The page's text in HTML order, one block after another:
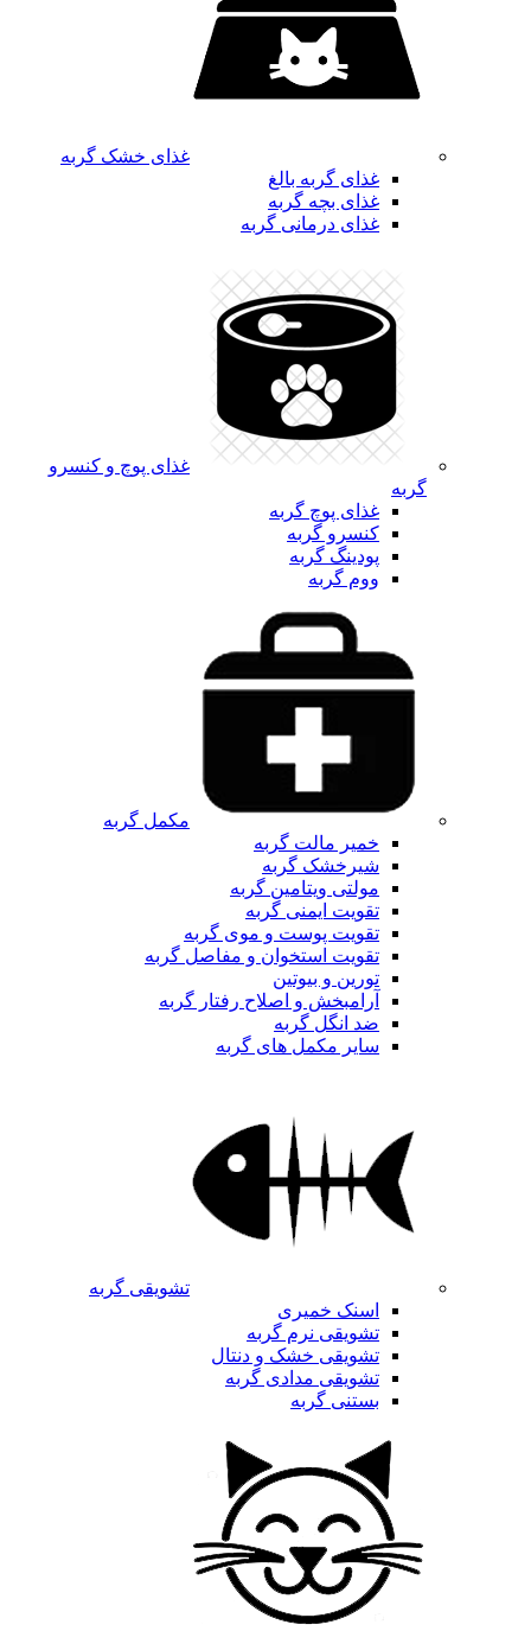
غذای خشک گربه
غذای گربه بالغ
غذای بچه گربه
غذای درمانی گربه
غذای پوچ و کنسرو
گربه
غذای پوچ گربه
کنسرو گربه
پودینگ گربه
ووم گربه
مکمل گربه
خمیر مالت گربه
شیرخشک گربه
مولتی ویتامین گربه
تقویت ایمنی گربه
تقویت پوست و موی گربه
تقویت استخوان و مفاصل گربه
تورین و بیوتین
آرامبخش و اصلاح رفتار گربه
ضد انگل گربه
سایر مکمل های گربه
تشویقی گربه
اسنک خمیری
تشویقی نرم گربه
تشویقی خشک و دنتال
تشویقی مدادی گربه
بستنی گربه